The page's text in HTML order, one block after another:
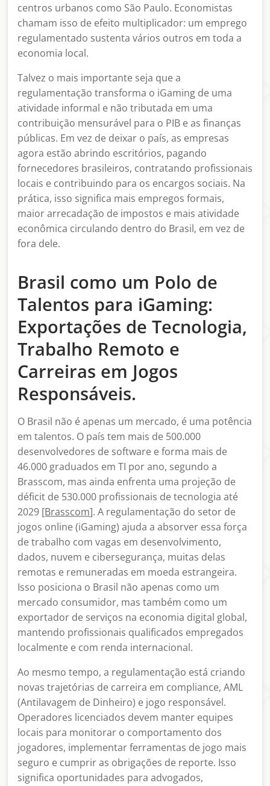
centros urbanos como São Paulo. Economistas
chamam isso de efeito multiplicador: um emprego
regulamentado sustenta vários outros em toda a
economia local.
Talvez o mais importante seja que a
regulamentação transforma o iGaming de uma
atividade informal e não tributada em uma
contribuição mensurável para o PIB e as finanças
públicas. Em vez de deixar o país, as empresas
agora estão abrindo escritórios, pagando
fornecedores brasileiros, contratando profissionais
locais e contribuindo para os encargos sociais. Na
prática, isso significa mais empregos formais,
maior arrecadação de impostos e mais atividade
econômica circulando dentro do Brasil, em vez de
fora dele.
Brasil como um Polo de
Talentos para iGaming:
Exportações de Tecnologia,
Trabalho Remoto e
Carreiras em Jogos
Responsáveis.
O Brasil não é apenas um mercado, é uma potência
em talentos. O país tem mais de 500.000
desenvolvedores de software e forma mais de
46.000 graduados em TI por ano, segundo a
Brasscom, mas ainda enfrenta uma projeção de
déficit de 530.000 profissionais de tecnologia até
2029 [Brasscom]. A regulamentação do setor de
jogos online (iGaming) ajuda a absorver essa força
de trabalho com vagas em desenvolvimento,
dados, nuvem e cibersegurança, muitas delas
remotas e remuneradas em moeda estrangeira.
Isso posiciona o Brasil não apenas como um
mercado consumidor, mas também como um
exportador de serviços na economia digital global,
mantendo profissionais qualificados empregados
localmente e com renda internacional.
Ao mesmo tempo, a regulamentação está criando
novas trajetórias de carreira em compliance, AML
(Antilavagem de Dinheiro) e jogo responsável.
Operadores licenciados devem manter equipes
locais para monitorar o comportamento dos
jogadores, implementar ferramentas de jogo mais
seguro e cumprir as obrigações de reporte. Isso
significa oportunidades para advogados,